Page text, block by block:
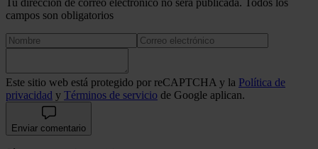
Tu dirección de correo electrónico no será publicada. Todos los
campos son obligatorios
Este sitio web está protegido por reCAPTCHA y la Política de
privacidad y Términos de servicio de Google aplican.
Enviar comentario